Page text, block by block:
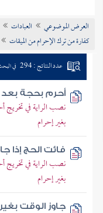
تراجم الأعلام
العرض الموضوعي العبادات
كفارة من ترك الإحرام من الميقات
عدد النتائج : 294 في
أحرم بحجة بعد
نصب الراية في تخريج
بغير إحرام
فائت الحج إذا
نصب الراية في تخريج
بغير إحرام
جاوز الوقت